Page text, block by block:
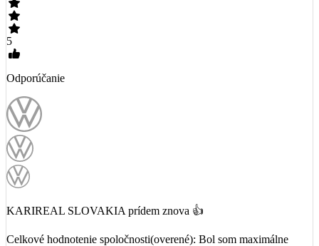
5
Odporúčanie
KARIREAL SLOVAKIA prídem znova 👍
Celkové hodnotenie spoločnosti(overené): Bol som maximálne